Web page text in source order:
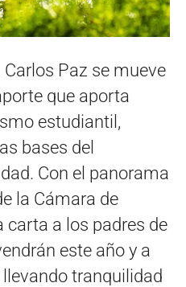
Paz se mueve
que aporta
estudiantil,
bases del
Con el panorama
la Cámara de
carta a los padres de
este año y a
llevando tranquilidad